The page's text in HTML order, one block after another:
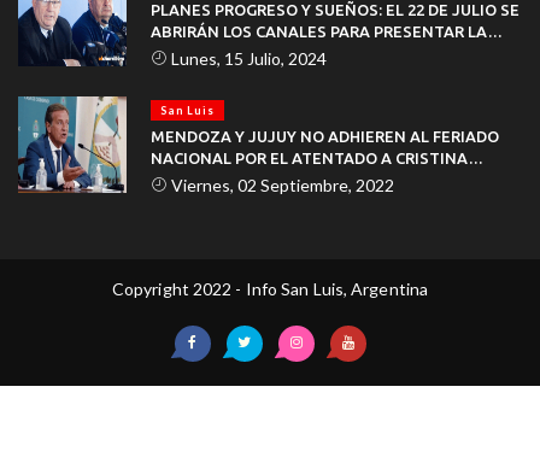
PLANES PROGRESO Y SUEÑOS: EL 22 DE JULIO SE
ABRIRÁN LOS CANALES PARA PRESENTAR LA
DOCUMENTACIÓN
Lunes, 15 Julio, 2024
San Luis
MENDOZA Y JUJUY NO ADHIEREN AL FERIADO
NACIONAL POR EL ATENTADO A CRISTINA
KIRCHNER
Viernes, 02 Septiembre, 2022
Copyright 2022 - Info San Luis, Argentina